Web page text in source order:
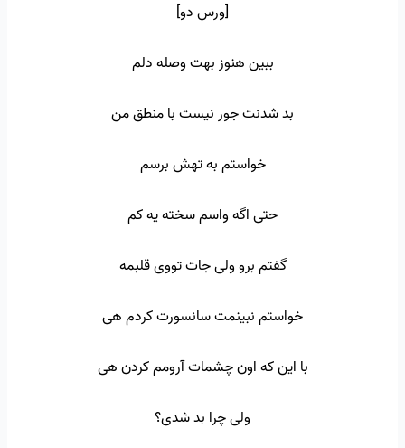
[ورس دو]
ببین هنوز بهت وصله دلم
بد شدنت جور نیست با منطق من
خواستم به تهش برسم
حتی اگه واسم سخته یه کم
گفتم برو ولی جات تووی قلبمه
خواستم نبینمت سانسورت کردم هی
با این که اون چشمات آرومم کردن هی
ولی چرا بد شدی؟